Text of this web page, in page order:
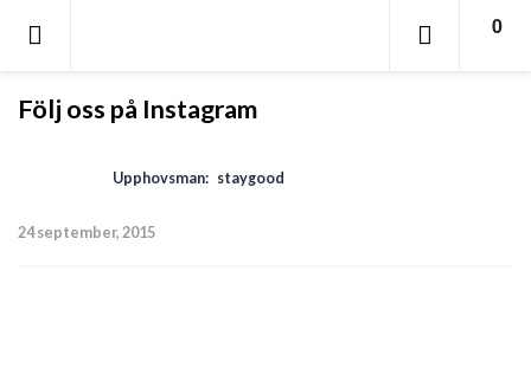
0
Följ oss på Instagram
Upphovsman: staygood
24 september, 2015